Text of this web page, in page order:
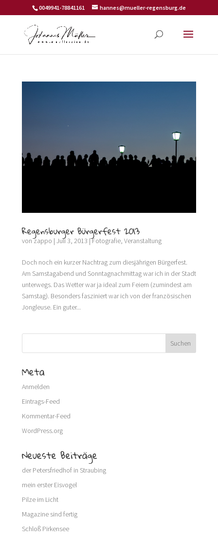
0049941-78841161 hannes@mueller-regensburg.de
Regensburger Bürgerfest 2013
vonzappo | Juli 3, 2013 |Fotografie, Veranstaltung
Doch noch ein kurzer Nachtrag zum diesjährigen Bürgerfest.
Am Samstagabend und Sonntagnachmittag war ich in der Stadt
unterwegs. Das Wetter war ja ideal zum Feiern (zumindest am
Samstag). Besonders fasziniert war ich von der französischen
Jongleuse. Ein guter...
Meta
Anmelden
Eintrags-Feed
Kommentar-Feed
WordPress.org
Neueste Beiträge
der Petersfriedhof in Straubing
mein erster Eisvogel
Pilze im Licht
Magazine sind fertig
Schloß Pirkensee